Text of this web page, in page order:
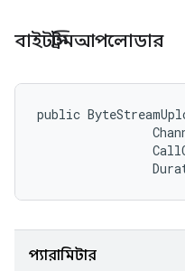
বাইটস্ট্রিমআপলোডার
public
প্যারামিটার